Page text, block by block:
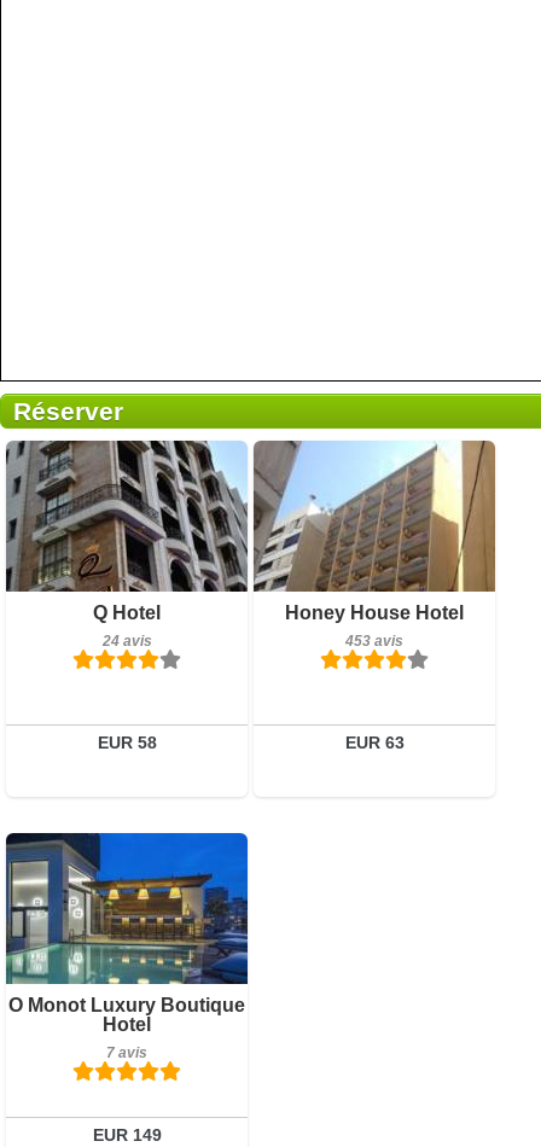
Réserver
Q Hotel
24 avis
EUR 58
24 avis
Détails
Réserver
Honey House Hotel
453 avis
EUR 63
453 avis
Détails
Réserver
O Monot Luxury Boutique
Hotel
7 avis
EUR 149
7 avis
Détails
Réserver